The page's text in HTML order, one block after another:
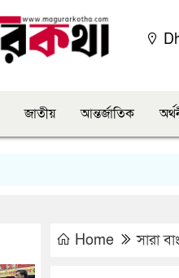
জাতীয় আন্তর্জাতিক
Home সারা